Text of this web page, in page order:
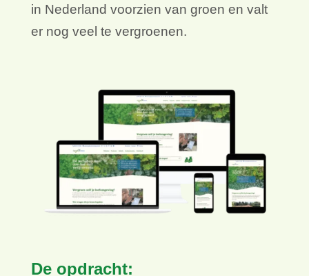
in Nederland voorzien van groen en valt
er nog veel te vergroenen.
De opdracht: